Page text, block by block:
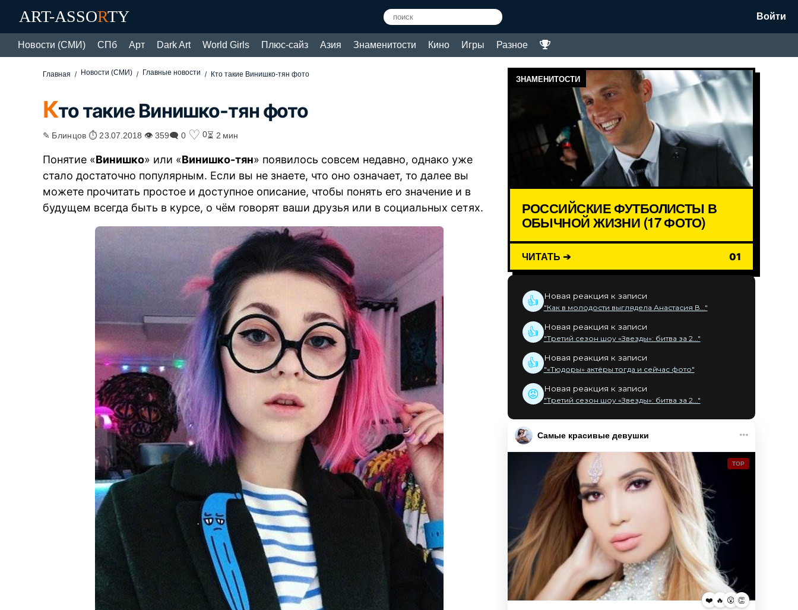
ART-ASSORTY Войти
Новости (СМИ) СПб Арт Dark Art World Girls Плюс-сайз Азия Знаменитости Кино Игры Разное
Главная Новости (СМИ) Главные новости Кто такие Винишко-тян фото
Кто такие Винишко-тян фото
✎ Блинцов ⏱ 23.07.2018 👁 359🗨 0 ♡ 0⏳ 2 мин
Понятие «Винишко» или «Винишко-тян» появилось совсем недавно, однако уже
стало достаточно популярным. Если вы не знаете, что оно означает, то далее вы
можете прочитать простое и доступное описание, чтобы понять его значение и в
будущем всегда быть в курсе, о чём говорят ваши друзья или в социальных сетях.
ЗНАМЕНИТОСТИ
РОССИЙСКИЕ ФУТБОЛИСТЫ В
ОБЫЧНОЙ ЖИЗНИ (17 ФОТО)
ЧИТАТЬ ➔ 01
👍 Новая реакция к записи
"Как в молодости выглядела Анастасия В..."
👍 Новая реакция к записи
"Третий сезон шоу «Звезды»: битва за 2..."
👍 Новая реакция к записи
"«Тюдоры» актёры тогда и сейчас фото"
😡 Новая реакция к записи
"Третий сезон шоу «Звезды»: битва за 2..."
Самые красивые девушки
TOP
❤️ 🔥 😮 👏